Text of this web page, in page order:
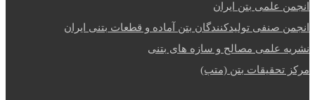
انجمن علمی بتن ایران
انجمن صنفی تولیدکنندگان بتن آماده و قطعات بتنی ایران
نشریه علمی مصالح و سازه های بتنی
مرکز تحقیقات بتن (متب)